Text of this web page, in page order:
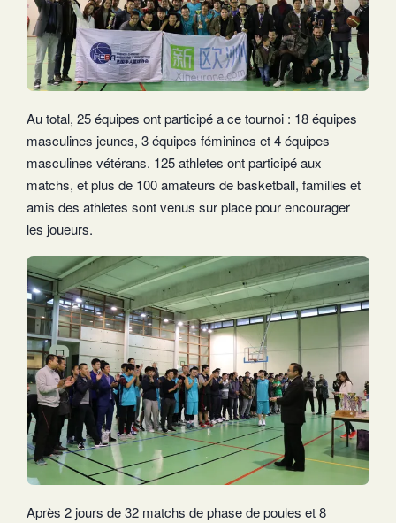
Au total, 25 équipes ont participé a ce tournoi : 18 équipes
masculines jeunes, 3 équipes féminines et 4 équipes
masculines vétérans. 125 athletes ont participé aux
matchs, et plus de 100 amateurs de basketball, familles et
amis des athletes sont venus sur place pour encourager
les joueurs.
Après 2 jours de 32 matchs de phase de poules et 8